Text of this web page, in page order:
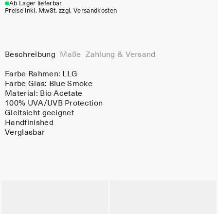
Ab Lager lieferbar
Preise inkl. MwSt. zzgl. Versandkosten
Beschreibung Maße Zahlung & Versand
Farbe Rahmen:
LLG
Farbe Glas: Blue Smoke
Material: Bio Acetate
100% UVA/UVB Protection
Gleitsicht geeignet
Handfinished
Verglasbar